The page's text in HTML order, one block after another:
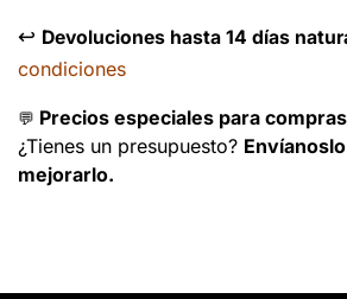
↩️ Devoluciones hasta 14 días
condiciones
💬 Precios especiales para
¿Tienes un presupuesto?
mejorarlo.